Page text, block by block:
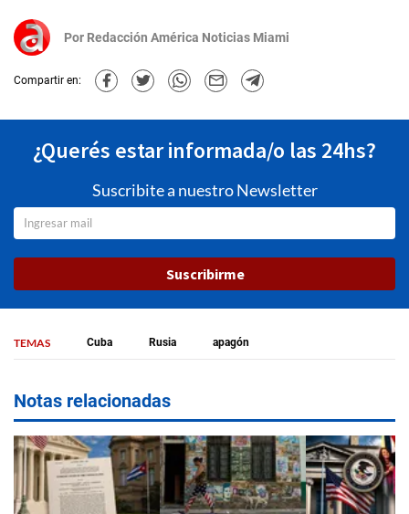
Por Redacción América Noticias Miami
Compartir en:
¿Querés estar informada/o las 24hs?
Suscribite a nuestro Newsletter
Suscribirme
TEMAS Cuba Rusia apagón
Notas relacionadas